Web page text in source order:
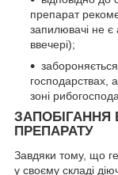
препарат
запилювачі не є
ввечері);
господарствах,
зоні
ЗАПОБІГАННЯ
ПРЕПАРАТУ
Завдяки тому, що
у своєму складі